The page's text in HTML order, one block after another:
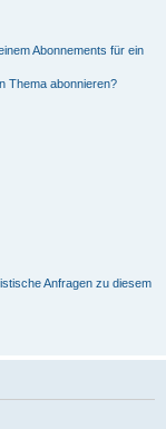
Abonnements für ein
Thema abonnieren?
Anfragen zu diesem